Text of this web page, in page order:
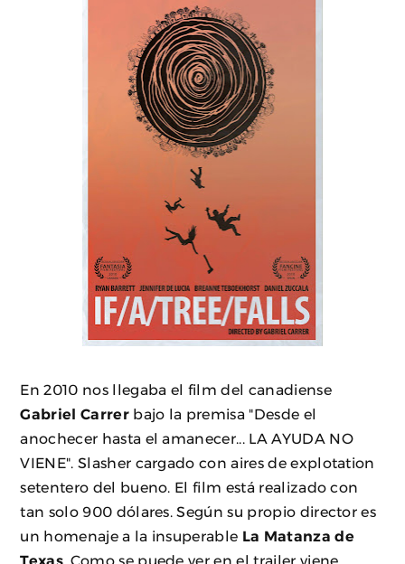
En 2010 nos llegaba el film del canadiense
Gabriel Carrerbajo la premisa "Desde el
anochecer hasta el amanecer... LA AYUDA NO
VIENE". Slasher cargado con aires de explotation
setentero del bueno. El film está realizado con
tan solo 900 dólares. Según su propio director es
un homenaje a la insuperable La Matanza de
Texas . Como se puede ver en el trailer viene